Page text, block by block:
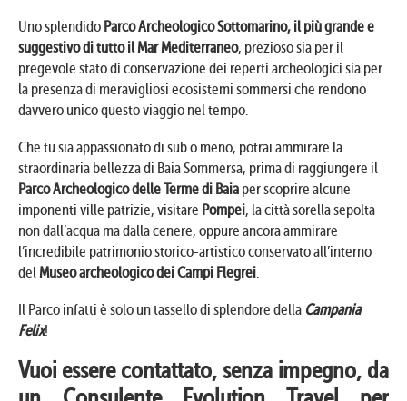
Uno splendido Parco Archeologico Sottomarino, il più grande e
suggestivo di tutto il Mar Mediterraneo, prezioso sia per il
pregevole stato di conservazione dei reperti archeologici sia per
la presenza di meravigliosi ecosistemi sommersi che rendono
davvero unico questo viaggio nel tempo.
Che tu sia appassionato di sub o meno, potrai ammirare la
straordinaria bellezza di Baia Sommersa, prima di raggiungere il
Parco Archeologico delle Terme di Baia per scoprire alcune
imponenti ville patrizie, visitare Pompei, la città sorella sepolta
non dall’acqua ma dalla cenere, oppure ancora ammirare
l’incredibile patrimonio storico-artistico conservato all’interno
del Museo archeologico dei Campi Flegrei
Il Parco infatti è solo un tassello di splendore della Campania
Felix!
Vuoi essere contattato, senza impegno, da